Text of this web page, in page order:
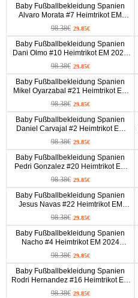
Baby Fußballbekleidung Spanien
Alvaro Morata #7 Heimtrikot EM
2024 Kurzarm (+ kurze hosen)
98.38€ 29.85€
Baby Fußballbekleidung Spanien
Dani Olmo #10 Heimtrikot EM 2024
Kurzarm (+ kurze hosen)
98.38€ 29.85€
Baby Fußballbekleidung Spanien
Mikel Oyarzabal #21 Heimtrikot EM
2024 Kurzarm (+ kurze hosen)
98.38€ 29.85€
Baby Fußballbekleidung Spanien
Daniel Carvajal #2 Heimtrikot EM
2024 Kurzarm (+ kurze hosen)
98.38€ 29.85€
Baby Fußballbekleidung Spanien
Pedri Gonzalez #20 Heimtrikot EM
2024 Kurzarm (+ kurze hosen)
98.38€ 29.85€
Baby Fußballbekleidung Spanien
Jesus Navas #22 Heimtrikot EM
2024 Kurzarm (+ kurze hosen)
98.38€ 29.85€
Baby Fußballbekleidung Spanien
Nacho #4 Heimtrikot EM 2024
Kurzarm (+ kurze hosen)
98.38€ 29.85€
Baby Fußballbekleidung Spanien
Rodri Hernandez #16 Heimtrikot EM
2024 Kurzarm (+ kurze hosen)
98.38€ 29.85€